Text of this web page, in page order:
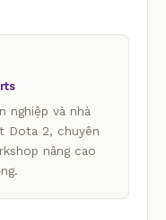
nghiệp và nhà
Dota 2, chuyên
nâng cao